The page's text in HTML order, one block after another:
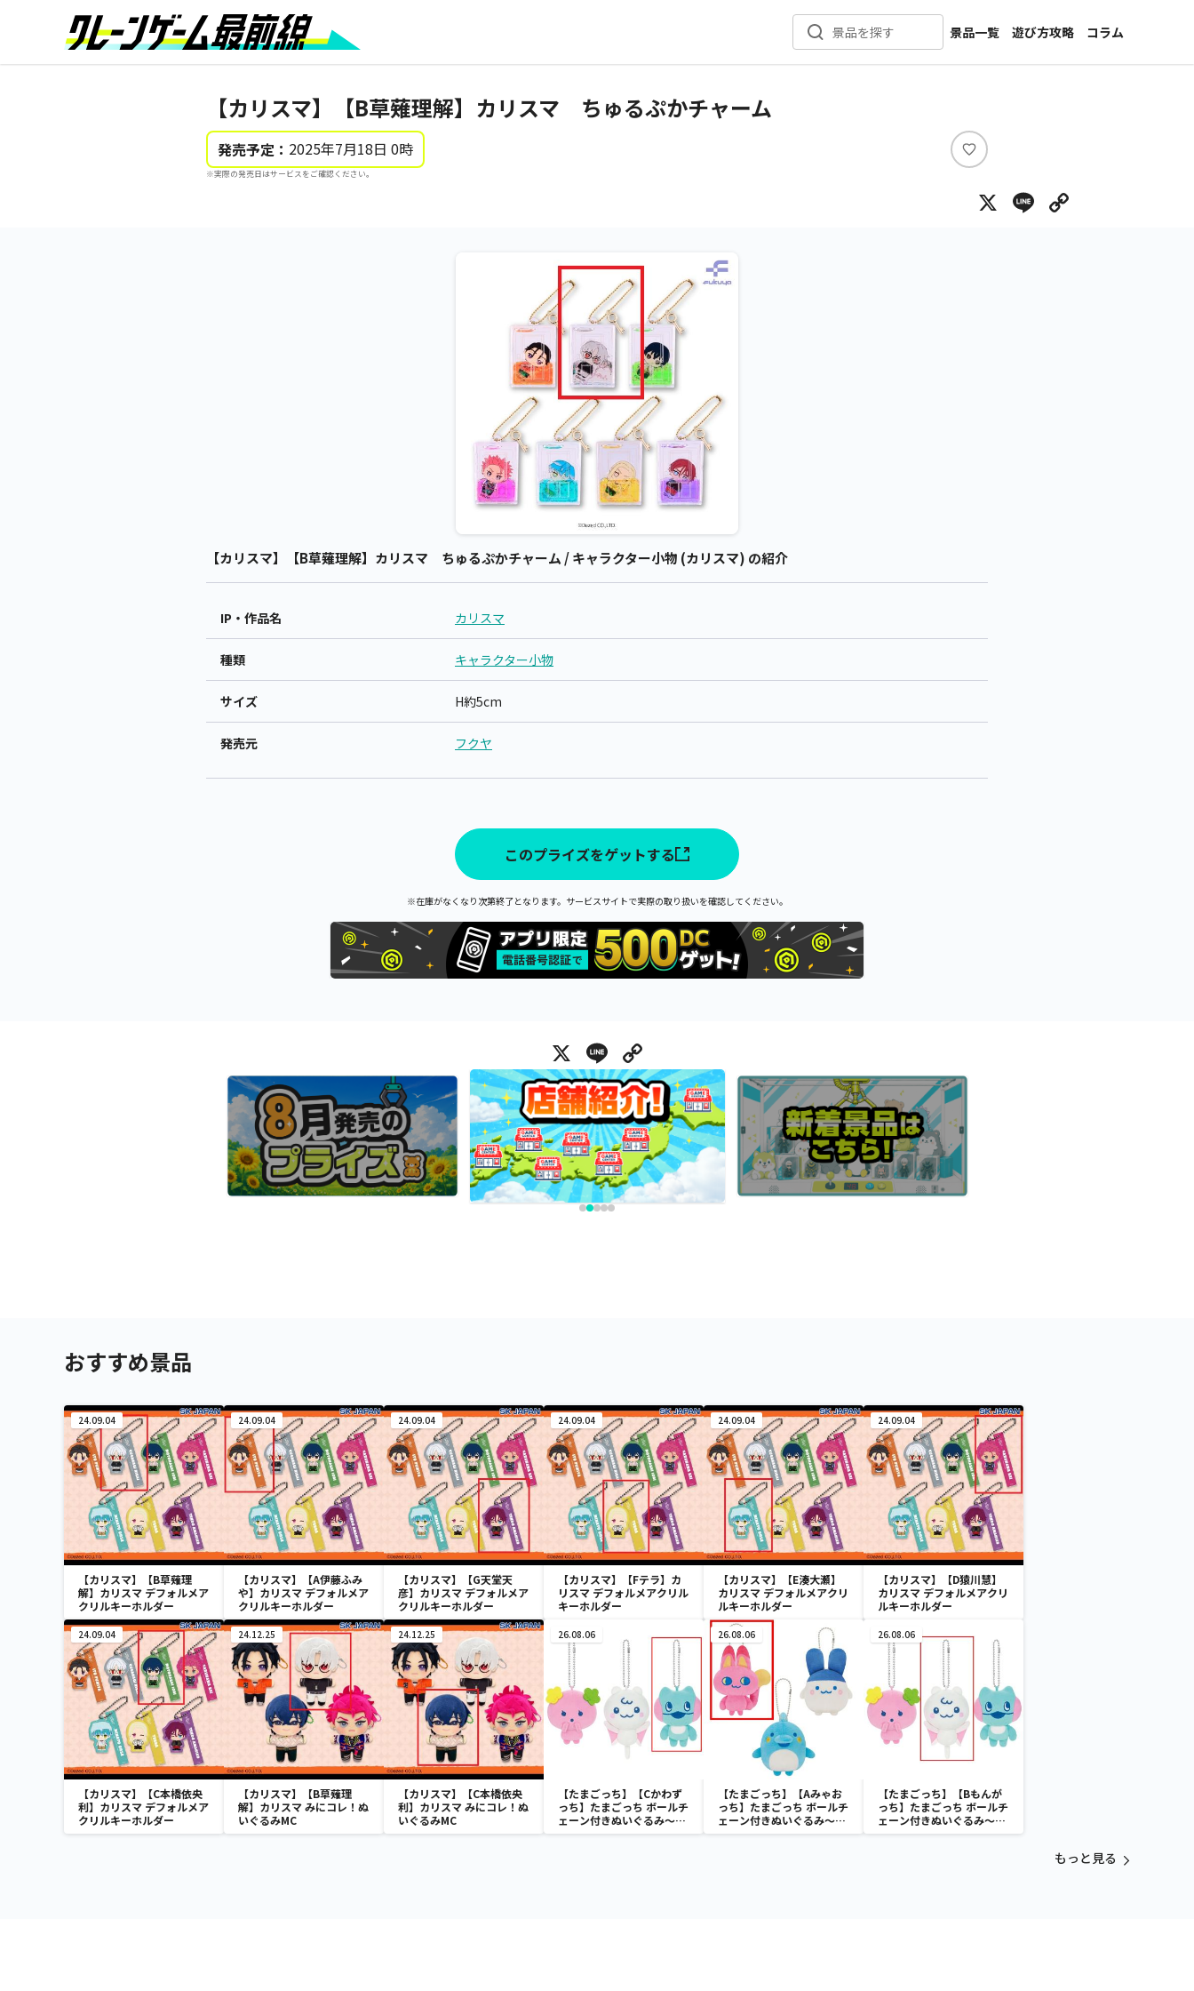
景品を探す
景品一覧
新着景品
メーカー一覧
遊び方攻略
コラム
インタビュー
【カリスマ】【B草薙理解】カリスマ ちゅるぷかチャーム
発売予定： 2025年7月18日 0時
※実際の発売日はサービスをご確認ください。
い
ね
X Line
【カリスマ】【B草薙理解】カリスマ ちゅるぷかチャーム / キャラクター小物 (カリスマ) の紹介
IP・作品名 カリスマ
種類 キャラクター小物
サイズ H約5cm
発売元 フクヤ
このプライズをゲットする
※在庫がなくなり次第終了となります。サービスサイトで実際の取り扱いを確認してください。
X Line
おすすめ景品
24.09.04
【カリスマ】【B草薙理
解】カリスマ デフォルメア
クリルキーホルダー
24.09.04
【カリスマ】【A伊藤ふみ
や】カリスマ デフォルメア
クリルキーホルダー
24.09.04
【カリスマ】【G天堂天
彦】カリスマ デフォルメア
クリルキーホルダー
24.09.04
【カリスマ】【Fテラ】カ
リスマ デフォルメアクリル
キーホルダー
24.09.04
【カリスマ】【E湊大瀬】
カリスマ デフォルメアクリ
ルキーホルダー
24.09.04
【カリスマ】【D猿川慧】
カリスマ デフォルメアクリ
ルキーホルダー
24.09.04
【カリスマ】【C本橋依央
利】カリスマ デフォルメア
クリルキーホルダー
24.12.25
【カリスマ】【B草薙理
解】カリスマ みにコレ！ぬ
いぐるみMC
24.12.25
【カリスマ】【C本橋依央
利】カリスマ みにコレ！ぬ
いぐるみMC
26.08.06
【たまごっち】【Cかわず
っち】たまごっち ボールチ
ェーン付きぬいぐるみ～
Tamagotchi Paradise～
26.08.06
【たまごっち】【Aみゃお
っち】たまごっち ボールチ
ェーン付きぬいぐるみ～
Tamagotchi Paradise～
26.08.06
【たまごっち】【Bもんが
っち】たまごっち ボールチ
ェーン付きぬいぐるみ～
Tamagotchi Paradise～
もっと見る